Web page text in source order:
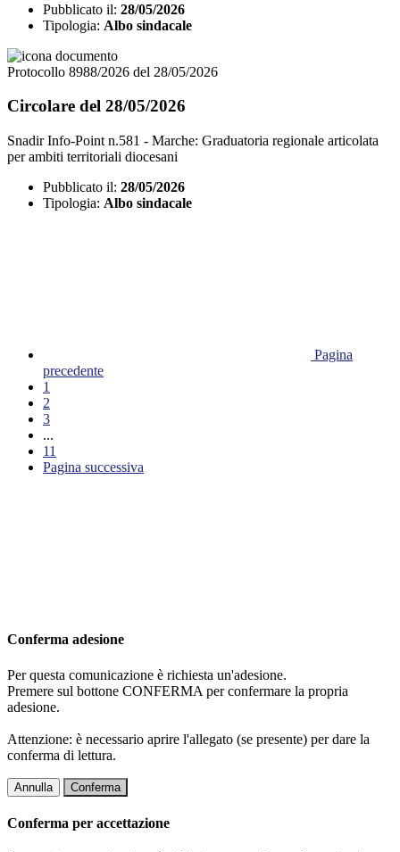
Pubblicato il: 28/05/2026
Tipologia: Albo sindacale
Protocollo 8988/2026 del 28/05/2026
Circolare del 28/05/2026
Snadir Info-Point n.581 - Marche: Graduatoria regionale articolata
per ambiti territoriali diocesani
Pubblicato il: 28/05/2026
Tipologia: Albo sindacale
Pagina
precedente
1
2
3
...
11
Pagina successiva
Conferma adesione
Per questa comunicazione è richiesta un'adesione.
Premere sul bottone CONFERMA per confermare la propria
adesione.
Attenzione: è necessario aprire l'allegato (se presente) per dare la
conferma di lettura.
Annulla Conferma
Conferma per accettazione